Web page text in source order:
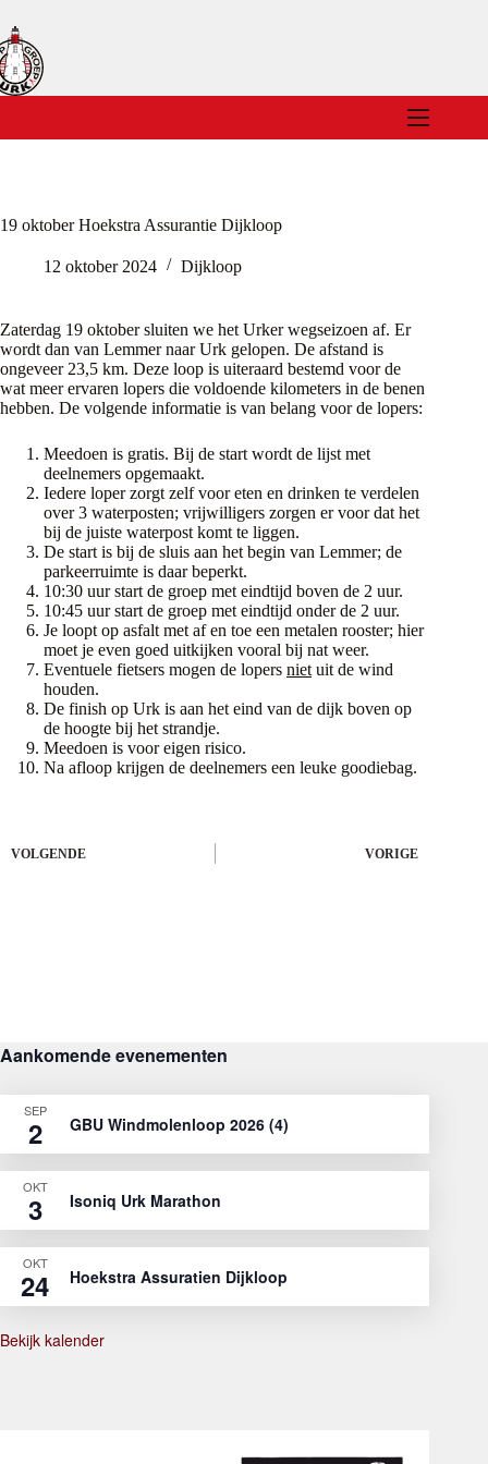
naar
de
inhoud
19 oktober Hoekstra Assurantie Dijkloop
12 oktober 2024 Dijkloop
Zaterdag 19 oktober sluiten we het Urker wegseizoen af. Er
wordt dan van Lemmer naar Urk gelopen. De afstand is
ongeveer 23,5 km. Deze loop is uiteraard bestemd voor de
wat meer ervaren lopers die voldoende kilometers in de benen
hebben. De volgende informatie is van belang voor de lopers:
Meedoen is gratis. Bij de start wordt de lijst met
deelnemers opgemaakt.
Iedere loper zorgt zelf voor eten en drinken te verdelen
over 3 waterposten; vrijwilligers zorgen er voor dat het
bij de juiste waterpost komt te liggen.
De start is bij de sluis aan het begin van Lemmer; de
parkeerruimte is daar beperkt.
10:30 uur start de groep met eindtijd boven de 2 uur.
10:45 uur start de groep met eindtijd onder de 2 uur.
Je loopt op asfalt met af en toe een metalen rooster; hier
moet je even goed uitkijken vooral bij nat weer.
Eventuele fietsers mogen de lopers niet uit de wind
houden.
De finish op Urk is aan het eind van de dijk boven op
de hoogte bij het strandje.
Meedoen is voor eigen risico.
Na afloop krijgen de deelnemers een leuke goodiebag.
VORIGE
VOLGENDE
Aankomende evenementen
SEP
2 GBU Windmolenloop 2026 (4)
OKT
3 Isoniq Urk Marathon
OKT
24 Hoekstra Assuratien Dijkloop
Bekijk kalender